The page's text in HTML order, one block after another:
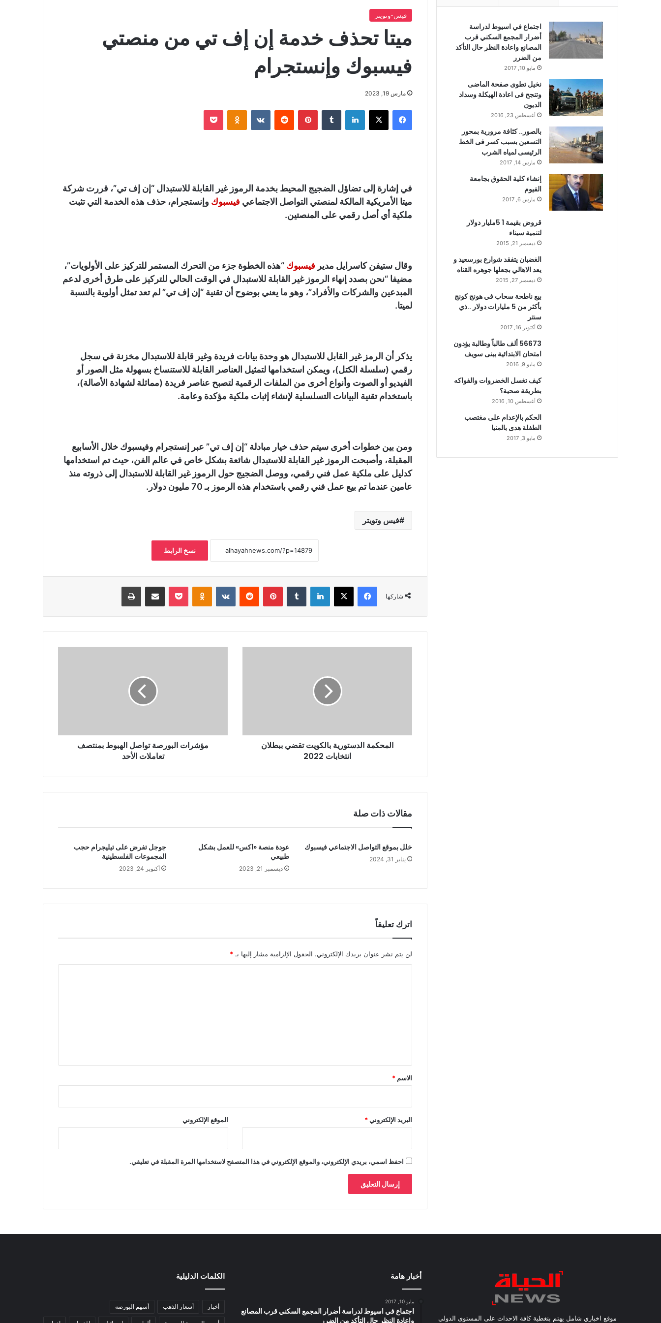
فيس-وتويتر
ميتا تحذف خدمة إن إف تي من منصتي
فيسبوك وإنستجرام
مارس 19, 2023
فيسبوك لينكدإن بينتيريست
في إشارة إلى تضاؤل الضجيج المحيط بخدمة الرموز غير القابلة للاستبدال “إن إف تي”، قررت شركة
ميتا الأمريكية المالكة لمنصتي التواصل الاجتماعي فيسبوك وإنستجرام، حذف هذه الخدمة التي تثبت
ملكية أي أصل رقمي على المنصتين.
وقال ستيفن كاسرايل مدير فيسبوك “هذه الخطوة جزء من التحرك المستمر للتركيز على الأولويات”،
مضيفا “نحن بصدد إنهاء الرموز غير القابلة للاستبدال في الوقت الحالي للتركيز على طرق أخرى لدعم
المبدعين والشركات والأفراد”، وهو ما يعني بوضوح أن تقنية “إن إف تي” لم تعد تمثل أولوية بالنسبة
لميتا.
يذكر أن الرمز غير القابل للاستبدال هو وحدة بيانات فريدة وغير قابلة للاستبدال مخزنة في سجل
رقمي (سلسلة الكتل)، ويمكن استخدامها لتمثيل العناصر القابلة للاستنساخ بسهولة مثل الصور أو
الفيديو أو الصوت وأنواع أخرى من الملفات الرقمية لتصبح عناصر فريدة (مماثلة لشهادة الأصالة)،
باستخدام تقنية البيانات التسلسلية لإنشاء إثبات ملكية مؤكدة وعامة.
ومن بين خطوات أخرى سيتم حذف خيار مبادلة “إن إف تي” عبر إنستجرام وفيسبوك خلال الأسابيع
المقبلة، وأصبحت الرموز غير القابلة للاستبدال شائعة بشكل خاص في عالم الفن، حيث تم استخدامها
كدليل على ملكية عمل فني رقمي، ووصل الضجيج حول الرموز غير القابلة للاستبدال إلى ذروته منذ
عامين عندما تم بيع عمل فني رقمي باستخدام هذه الرموز بـ 70 مليون دولار.
فيس وتويتر
نسخ الرابط
شاركها
فيسبوك لينكدإن بينتيريست بوكيت
المحكمة الدستورية بالكويت تقضي ببطلان
انتخابات 2022
مؤشرات البورصة تواصل الهبوط بمنتصف
تعاملات الأحد
مقالات ذات صلة
خلل بموقع التواصل الاجتماعي فيسبوك
يناير 31, 2024
عودة منصة «اكس» للعمل بشكل
طبيعي
ديسمبر 21, 2023
جوجل تفرض على تيليجرام حجب
المجموعات الفلسطينية
أكتوبر 24, 2023
اترك تعليقاً
لن يتم نشر عنوان بريدك الإلكتروني. الحقول الإلزامية مشار إليها بـ *
*
الاسم *
البريد الإلكتروني* الموقع الإلكتروني
احفظ اسمي، بريدي الإلكتروني، والموقع الإلكتروني في هذا المتصفح لاستخدامها المرة المقبلة في تعليقي.
اجتماع في اسيوط لدراسة
أضرار المجمع السكني قرب
المصانع واعادة النظر حال التأكد
من الضرر
مايو 10, 2017
نخيل تطوى صفحة الماضى
وتنجح فى اعادة الهيكلة وسداد
الديون
أغسطس 23, 2016
بالصور.. كثافة مرورية بمحور
التسعين بسبب كسر فى الخط
الرئيسى لمياه الشرب
مارس 14, 2017
إنشاء كلية الحقوق بجامعة
الفيوم
مارس 6, 2017
قروض بقيمة 1 5مليار دولار
لتنمية سيناء
ديسمبر 21, 2015
الغضبان يتفقد شوارع بورسعيد و
يعد الاهالي بجعلها جوهره القناه
ديسمبر 27, 2015
بيع ناطحة سحاب في هونج كونج
بأكثر من 5 مليارات دولار ..ذي
سنتر
أكتوبر 16, 2017
56673 ألف طالباً وطالبة يؤدون
امتحان الابتدائية ببنى سويف
مايو 9, 2016
كيف تغسل الخضروات والفواكه
بطريقة صحية؟
أغسطس 10, 2016
الحكم بالإعدام على مغتصب
الطفلة هدى بالمنيا
مايو 3, 2017
موقع اخباري شامل يهتم بتغطية كافة الاحداث على المستوى الدولي
أخبار هامة
مايو 10, 2017
اجتماع في اسيوط لدراسة أضرار المجمع السكني قرب المصانع
واعادة النظر حال التأكد من الضرر
الكلمات الدليلية
أخبار أسعار الذهب أسهم البورصة